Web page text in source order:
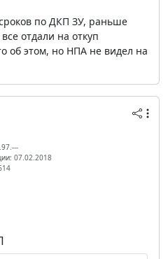
по ДКП ЗУ, раньше
отдали на откуп
об этом, но НПА не видел на
07.02.2018